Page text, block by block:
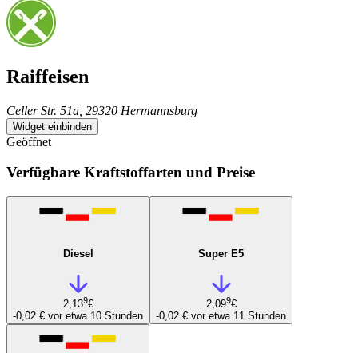
Raiffeisen
Celler Str. 51a, 29320 Hermannsburg
Widget einbinden
Geöffnet
Verfügbare Kraftstoffarten und Preise
Diesel
2,139€
-0,02 € vor etwa 10 Stunden
Super E5
2,099€
-0,02 € vor etwa 11 Stunden